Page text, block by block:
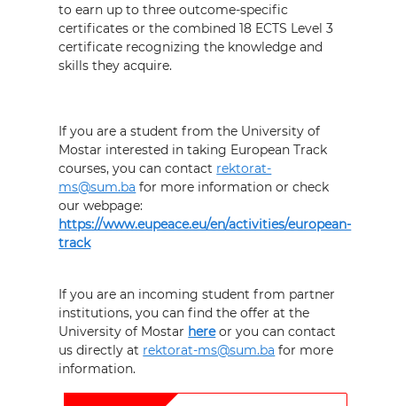
to earn up to three outcome-specific
certificates or the combined 18 ECTS Level 3
certificate recognizing the knowledge and
skills they acquire.
If you are a student from the University of
Mostar interested in taking European Track
courses, you can contact rektorat-
ms@sum.ba for more information or check
our webpage:
https://www.eupeace.eu/en/activities/european-
track
If you are an incoming student from partner
institutions, you can find the offer at the
University of Mostar here or you can contact
us directly at rektorat-ms@sum.ba for more
information.